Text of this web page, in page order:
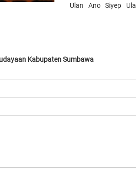
Ulan Ano Siyep
Kabupaten Sumbawa